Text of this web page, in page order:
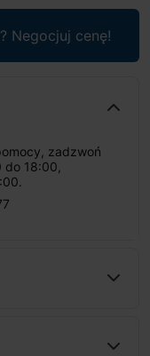
Negocjuj cenę!
zadzwoń
18:00,